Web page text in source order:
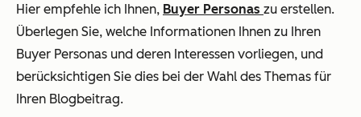
Hier empfehle ich Ihnen, Buyer Personas zu erstellen.
Überlegen Sie, welche Informationen Ihnen zu Ihren
Buyer Personas und deren Interessen vorliegen, und
berücksichtigen Sie dies bei der Wahl des Themas für
Ihren Blogbeitrag.